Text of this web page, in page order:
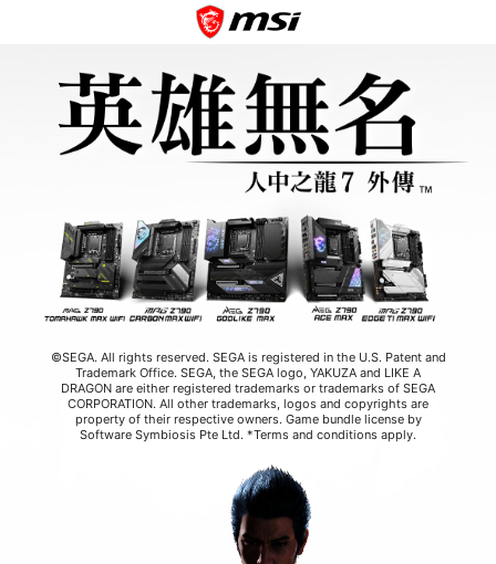
©SEGA. All rights reserved. SEGA is registered in the U.S. Patent and
Trademark Office. SEGA, the SEGA logo, YAKUZA and LIKE A
DRAGON are either registered trademarks or trademarks of SEGA
CORPORATION. All other trademarks, logos and copyrights are
property of their respective owners. Game bundle license by
Software Symbiosis Pte Ltd. *Terms and conditions apply.